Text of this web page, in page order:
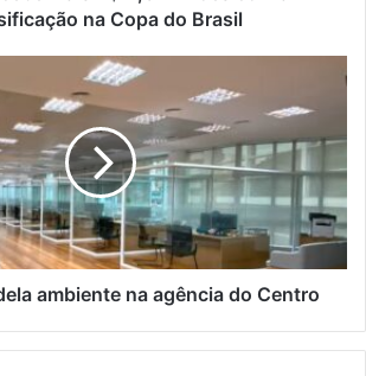
na Copa do Brasil
ambiente na agência do Centro